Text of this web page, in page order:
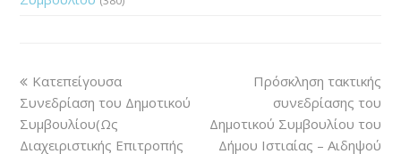
Κατεπείγουσα
Συνεδρίαση του Δημοτικού
Συμβουλίου(Ως
Διαχειριστικής Επιτροπής
Πρόσκληση τακτικής
συνεδρίασης του
Δημοτικού Συμβουλίου του
Δήμου Ιστιαίας – Αιδηψού